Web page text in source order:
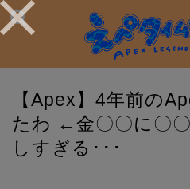
【Apex】4年前の
たわ ←金〇〇に〇
しすぎる･･･